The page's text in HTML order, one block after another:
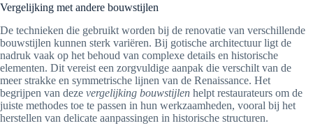
Vergelijking met andere bouwstijlen
De technieken die gebruikt worden bij de renovatie van verschillende
bouwstijlen kunnen sterk variëren. Bij gotische architectuur ligt de
nadruk vaak op het behoud van complexe details en historische
elementen. Dit vereist een zorgvuldige aanpak die verschilt van de
meer strakke en symmetrische lijnen van de Renaissance. Het
begrijpen van deze vergelijking bouwstijlen helpt restaurateurs om de
juiste methodes toe te passen in hun werkzaamheden, vooral bij het
herstellen van delicate aanpassingen in historische structuren.